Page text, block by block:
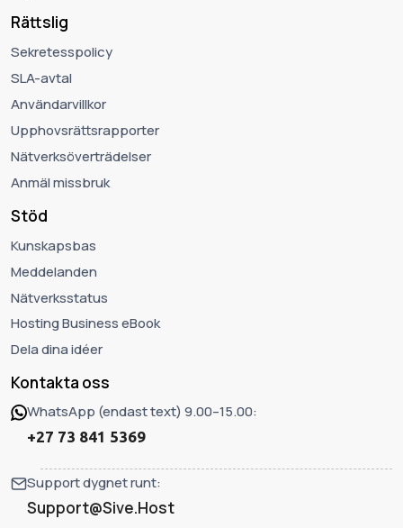
Rättslig
Sekretesspolicy
SLA-avtal
Användarvillkor
Upphovsrättsrapporter
Nätverksöverträdelser
Anmäl missbruk
Stöd
Kunskapsbas
Meddelanden
Nätverksstatus
Hosting Business eBook
Dela dina idéer
Kontakta oss
WhatsApp (endast text) 9.00–15.00:
+27 73 841 5369
Support dygnet runt:
Support@Sive.Host